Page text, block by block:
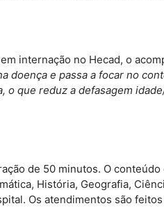
internação no Hecad, o
e passa a focar no
que reduz a defasagem
de 50 minutos. O
História, Geografia,
Os atendimentos são